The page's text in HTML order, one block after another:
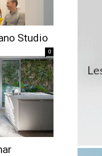
Studio
0